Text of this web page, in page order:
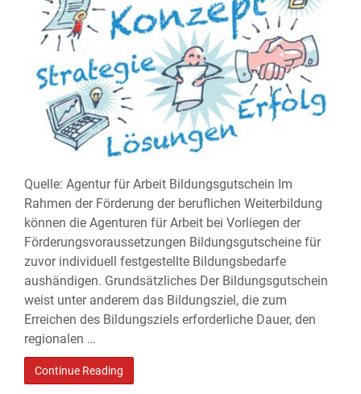
Quelle: Agentur für Arbeit Bildungsgutschein Im
Rahmen der Förderung der beruflichen Weiterbildung
können die Agenturen für Arbeit bei Vorliegen der
Förderungsvoraussetzungen Bildungsgutscheine für
zuvor individuell festgestellte Bildungsbedarfe
aushändigen. Grundsätzliches Der Bildungsgutschein
weist unter anderem das Bildungsziel, die zum
Erreichen des Bildungsziels erforderliche Dauer, den
regionalen …
Continue Reading